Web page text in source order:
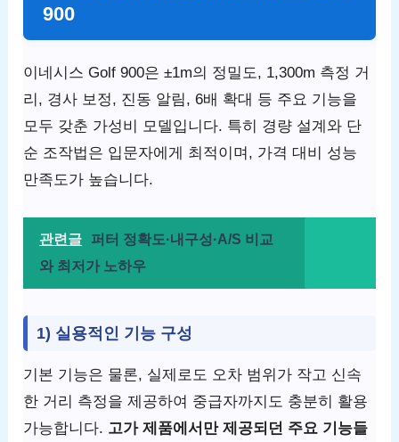
900
이네시스 Golf 900은 ±1m의 정밀도, 1,300m 측정 거
리, 경사 보정, 진동 알림, 6배 확대 등 주요 기능을
모두 갖춘 가성비 모델입니다. 특히 경량 설계와 단
순 조작법은 입문자에게 최적이며, 가격 대비 성능
만족도가 높습니다.
관련글
퍼터 정확도·내구성·A/S 비교
와 최저가 노하우
1) 실용적인 기능 구성
기본 기능은 물론, 실제로도 오차 범위가 작고 신속
한 거리 측정을 제공하여 중급자까지도 충분히 활용
가능합니다. 고가 제품에서만 제공되던 주요 기능들